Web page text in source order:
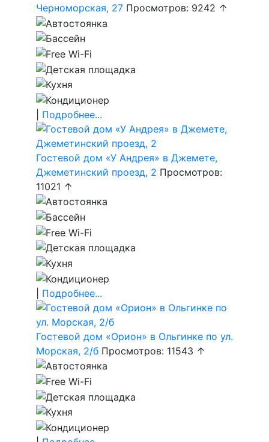
Черноморская, 27 Просмотров: 9242 ↑
Подробнее...
Гостевой дом «У Андрея» в Джемете,
Джеметинский проезд, 2 Просмотров:
11021 ↑
Подробнее...
Гостевой дом «Орион» в Ольгинке по ул.
Морская, 2/б Просмотров: 11543 ↑